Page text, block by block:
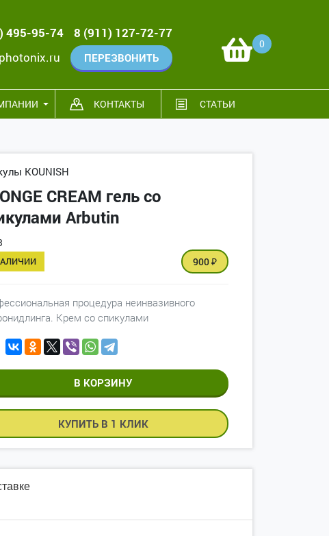
495-95-74
8 (911) 127-72-77
ПЕРЕЗВОНИТЬ
0
КОНТАКТЫ СТАТЬИ
KOUNISH
CREAM гель со
Arbutin
900₽
процедура неинвазивного
Крем со спикулами
КУПИТЬ В 1 КЛИК